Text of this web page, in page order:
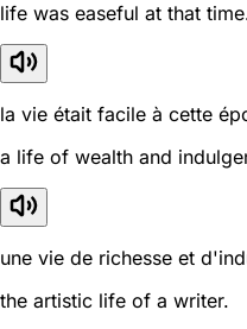
life was easeful at that
la vie était facile à cette
a life of wealth and
une vie de richesse et
the artistic life of a writer.